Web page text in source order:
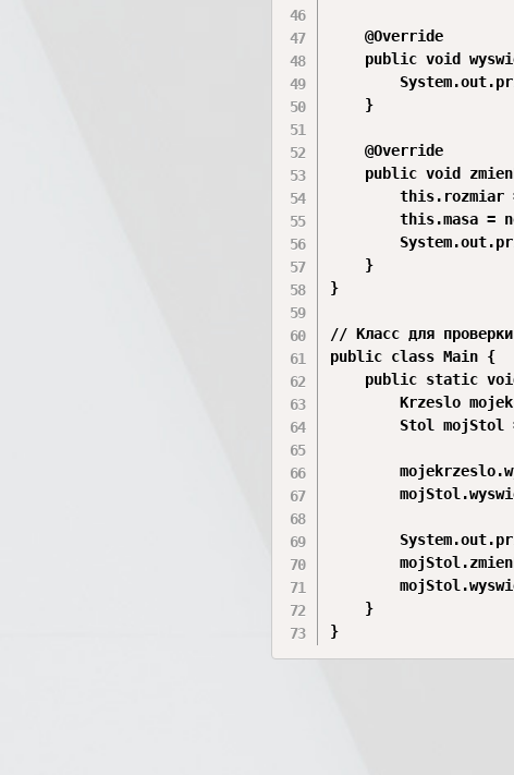
    @Override
public void
    }
    @Override
public void
this.rozmiar
this.masa =
    }
}
// Класс для
public class Main {
public static
Krzeslo
Stol mojStol
    }